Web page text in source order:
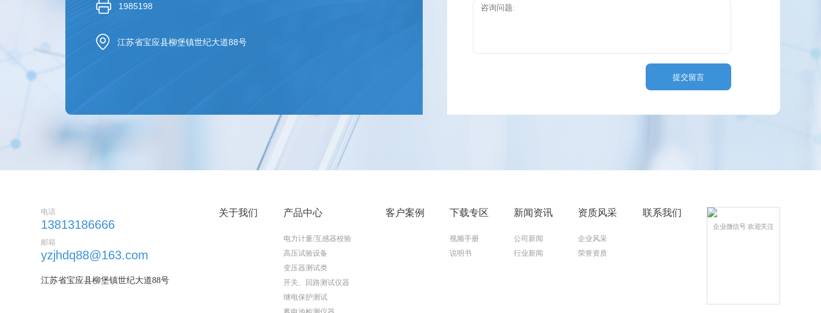
1985198
江苏省宝应县柳堡镇世纪大道88号
提交留言
电话
13813186666
邮箱
yzjhdq88@163.com
江苏省宝应县柳堡镇世纪大道88号
关于我们 产品中心
电力计量/互感器校验
高压试验设备
变压器测试类
开关、回路测试仪器
继电保护测试
客户案例 下载专区
视频手册
说明书
新闻资讯
公司新闻
行业新闻
资质风采
企业风采
荣誉资质
联系我们
企业微信号 欢迎关注